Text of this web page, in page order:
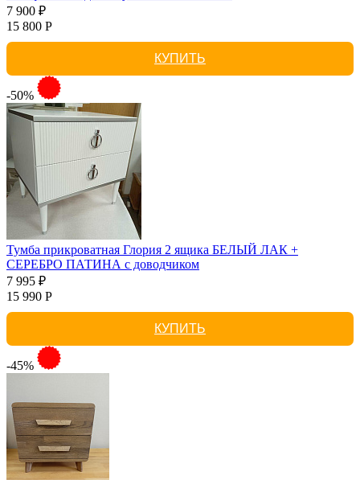
7 900 ₽
15 800 Р
КУПИТЬ
-50%
Тумба прикроватная Глория 2 ящика БЕЛЫЙ ЛАК +
СЕРЕБРО ПАТИНА с доводчиком
7 995 ₽
15 990 Р
КУПИТЬ
-45%